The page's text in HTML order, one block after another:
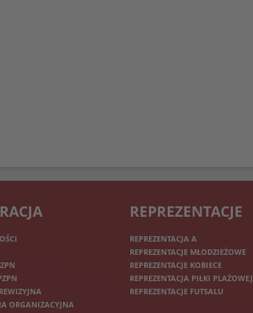
ORGANIZACYJNA
REPREZENTACJE
REPREZENTACJA A
REPREZENTACJE MŁODZIEŻOWE
REPREZENTACJE KOBIECE
REPREZENTACJA PIŁKI PLAŻOWEJ
REPREZENTACJE FUTSALU